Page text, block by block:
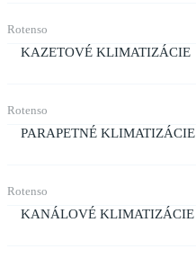
Rotenso
KAZETOVÉ KLIMATIZÁCIE
Rotenso
PARAPETNÉ KLIMATIZÁCIE
Rotenso
KANÁLOVÉ KLIMATIZÁCIE